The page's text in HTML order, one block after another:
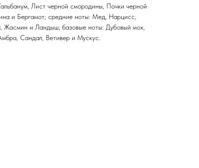
Лист черной смородины, Почки черной
и Бергамот; средние ноты: Мед, Нарцисс,
Жасмин и Ландыш; базовые ноты: Дубовый мох,
Сандал, Ветивер и Мускус.